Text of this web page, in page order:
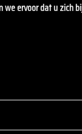
ervoor dat u zich